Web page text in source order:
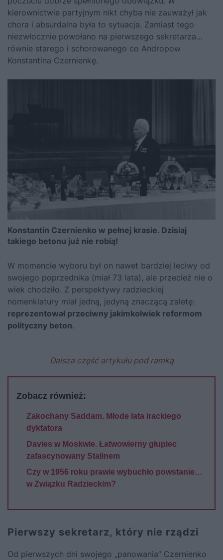
kierownictwie partyjnym nikt chyba nie zauważył jak
chora i absurdalna była to sytuacja. Zamiast tego
niezwłocznie powołano na pierwszego sekretarza…
równie starego i schorowanego co Andropow
Konstantina Czernienkę.
Konstantin Czernienko w pełnej krasie. Dzisiaj
takiego betonu już nie robią!
W momencie wyboru był on nawet bardziej leciwy od
swojego poprzednika (miał 73 lata), ale przecież nie o
wiek chodziło. Z perspektywy radzieckiej
nomenklatury miał jedną, jedyną znaczącą zaletę:
reprezentował przeciwny jakimkolwiek reformom
polityczny beton.
Dalsza część artykułu pod ramką
Zobacz również:
Zakochany Saddam. Młode lata irackiego
dyktatora
Davies w Moskwie. Łatwowierny głupiec
zafascynowany Stalinem
Czy w 1956 roku prawie wybuchło powstanie…
w Związku Radzieckim?
Pierwszy sekretarz, który nie rządzi
Od pierwszych dni swojego „panowania” Czernienko